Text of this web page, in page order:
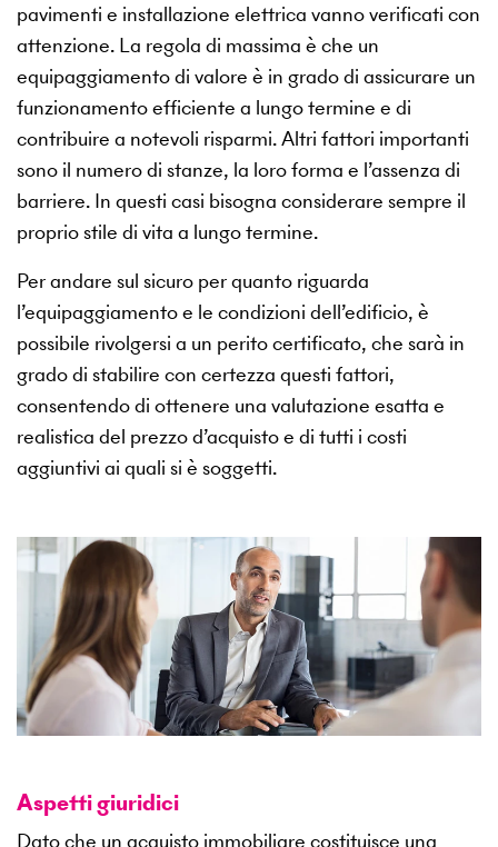
pavimenti e installazione elettrica vanno verificati con
attenzione. La regola di massima è che un
equipaggiamento di valore è in grado di assicurare un
funzionamento efficiente a lungo termine e di
contribuire a notevoli risparmi. Altri fattori importanti
sono il numero di stanze, la loro forma e l’assenza di
barriere. In questi casi bisogna considerare sempre il
proprio stile di vita a lungo termine.
Per andare sul sicuro per quanto riguarda
l’equipaggiamento e le condizioni dell’edificio, è
possibile rivolgersi a un perito certificato, che sarà in
grado di stabilire con certezza questi fattori,
consentendo di ottenere una valutazione esatta e
realistica del prezzo d’acquisto e di tutti i costi
aggiuntivi ai quali si è soggetti.
Aspetti giuridici
Dato che un acquisto immobiliare costituisce una